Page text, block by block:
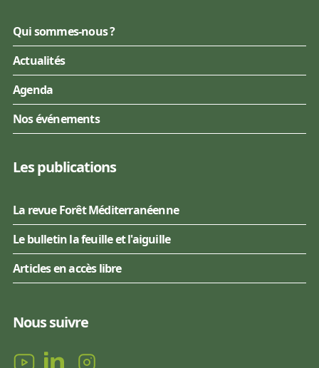
Qui sommes-nous ?
Actualités
Agenda
Nos événements
Les publications
La revue Forêt Méditerranéenne
Le bulletin la feuille et l'aiguille
Articles en accès libre
Nous suivre